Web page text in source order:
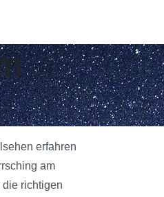
erfahren
am
richtigen